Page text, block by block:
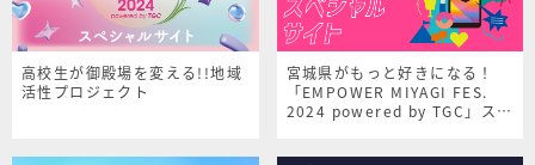
高校生が御殿場を変える!!地域
活性プロジェクト
宮城県がもっと好きになる！
「EMPOWER MIYAGI FES.
2024 powered by TGC」スペ